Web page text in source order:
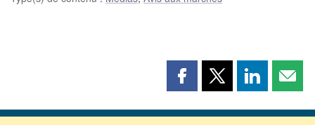
Partager
page
Partager
page
Partager
page page